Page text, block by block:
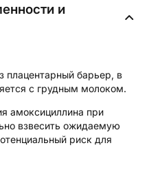
и
плацентарный барьер, в
с грудным молоком.
амоксициллина при
взвесить ожидаемую
риск для